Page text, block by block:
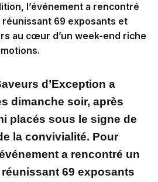
l’événement a rencontré
69 exposants et
au cœur d’un week-end riche
d’Exception a
dimanche soir, après
placés sous le signe de
la convivialité. Pour
a rencontré un
69 exposants